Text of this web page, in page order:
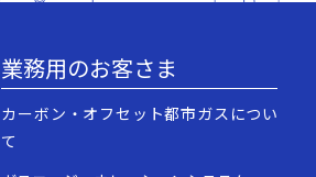
業務用のお客さま
カーボン・オフセット都市ガスについ
て